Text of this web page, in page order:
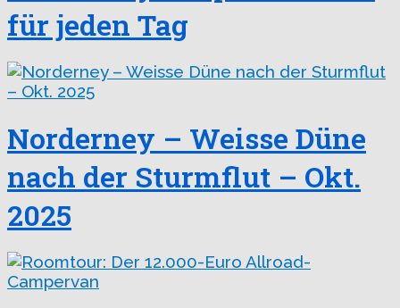
für jeden Tag
Norderney – Weisse Düne
nach der Sturmflut – Okt.
2025